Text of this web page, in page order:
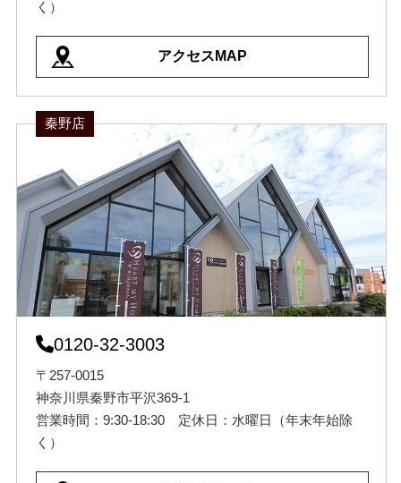
く）
アクセスMAP
秦野店
0120-32-3003
〒257-0015
神奈川県秦野市平沢369-1
営業時間：9:30-18:30 定休日：水曜日（年末年始除
く）